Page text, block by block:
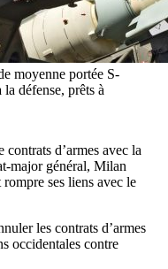
moyenne portée S-
défense, prêts à
d’armes avec la
major général, Milan
ses liens avec le
les contrats d’armes
occidentales contre